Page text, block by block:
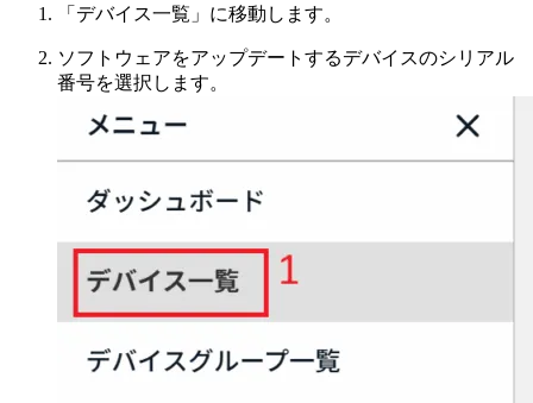
「デバイス一覧」に移動します。
ソフトウェアをアップデートするデバイスのシリアル
番号を選択します。